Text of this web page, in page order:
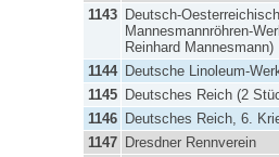
1143
Deutsch-
Mannesmannröhren-
Reinhard Mannesmann)
1144
Deutsche Linoleum-
1145
Deutsches Reich (2
1146
Deutsches Reich, 6.
1147
Dresdner Rennverein